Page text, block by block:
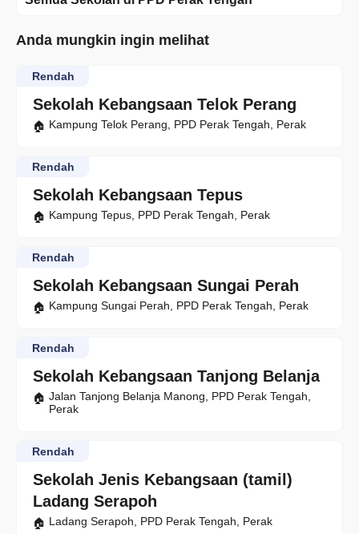
Anda mungkin ingin melihat
Sekolah Kebangsaan Telok Perang
Rendah
Kampung Telok Perang, PPD Perak Tengah, Perak
Sekolah Kebangsaan Tepus
Rendah
Kampung Tepus, PPD Perak Tengah, Perak
Sekolah Kebangsaan Sungai Perah
Rendah
Kampung Sungai Perah, PPD Perak Tengah, Perak
Sekolah Kebangsaan Tanjong Belanja
Rendah
Jalan Tanjong Belanja Manong, PPD Perak Tengah,
Perak
Sekolah Jenis Kebangsaan (tamil)
Ladang Serapoh
Rendah
Ladang Serapoh, PPD Perak Tengah, Perak